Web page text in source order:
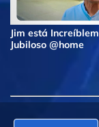
Jim está
Jubiloso @home